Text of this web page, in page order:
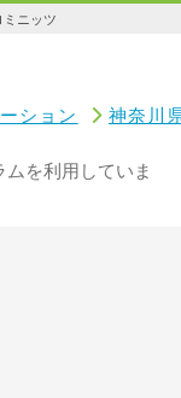
ニッツ
ション 神奈川
を利用していま